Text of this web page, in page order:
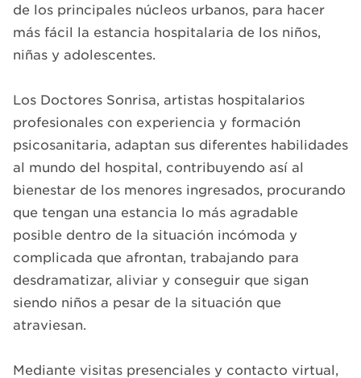
de los principales núcleos urbanos, para hacer
más fácil la estancia hospitalaria de los niños,
niñas y adolescentes.
Los Doctores Sonrisa, artistas hospitalarios
profesionales con experiencia y formación
psicosanitaria, adaptan sus diferentes habilidades
al mundo del hospital, contribuyendo así al
bienestar de los menores ingresados, procurando
que tengan una estancia lo más agradable
posible dentro de la situación incómoda y
complicada que afrontan, trabajando para
desdramatizar, aliviar y conseguir que sigan
siendo niños a pesar de la situación que
atraviesan.
Mediante visitas presenciales y contacto virtual,